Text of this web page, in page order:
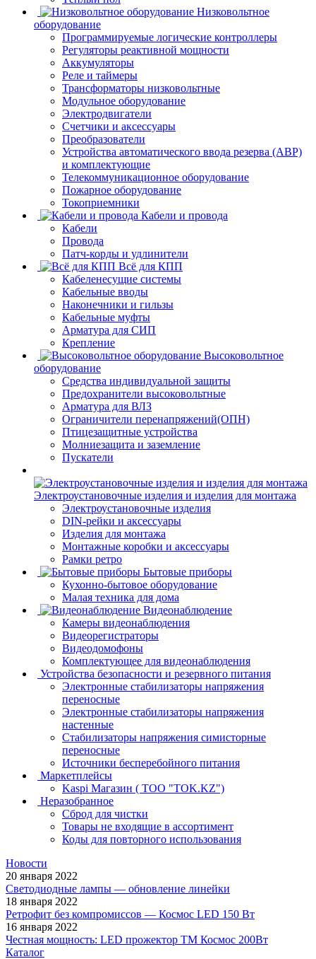
Низковольтное
оборудование
Программируемые логические контроллеры
Регуляторы реактивной мощности
Аккумуляторы
Реле и таймеры
Трансформаторы низковольтные
Модульное оборудование
Электродвигатели
Счетчики и аксессуары
Преобразователи
Устройства автоматического ввода резерва (АВР)
и комплектующие
Телекоммуникационное оборудование
Пожарное оборудование
Токоприемники
Кабели и провода
Кабели
Провода
Патч-корды и удлинители
Всё для КПП
Кабеленесущие системы
Кабельные вводы
Наконечники и гильзы
Кабельные муфты
Арматура для СИП
Крепление
Высоковольтное
оборудование
Средства индивидуальной защиты
Предохранители высоковольтные
Арматура для ВЛЗ
Ограничители перенапряжений(ОПН)
Птицезащитные устройства
Молниезащита и заземление
Пускатели
Электроустановочные изделия и изделия для монтажа
Электроустановочные изделия
DIN-рейки и аксессуары
Изделия для монтажа
Монтажные коробки и аксессуары
Рамки ретро
Бытовые приборы
Кухонно-бытовое оборудование
Малая техника для дома
Видеонаблюдение
Камеры видеонаблюдения
Видеорегистраторы
Видеодомофоны
Комплектующее для видеонаблюдения
Устройства безопасности и резервного питания
Электронные стабилизаторы напряжения
переносные
Электронные стабилизаторы напряжения
настенные
Стабилизаторы напряжения симисторные
переносные
Источники бесперебойного питания
Маркетплейсы
Kaspi Магазин ( ТОО "TOK.KZ")
Неразобранное
Сброд для чистки
Товары не входящие в ассортимент
Коды для повторного использования
Новости
20 января 2022
Светодиодные лампы — обновление линейки
18 января 2022
Ретрофит без компромиссов — Космос LED 150 Вт
16 января 2022
Честная мощность: LED прожектор ТМ Космос 200Вт
Каталог